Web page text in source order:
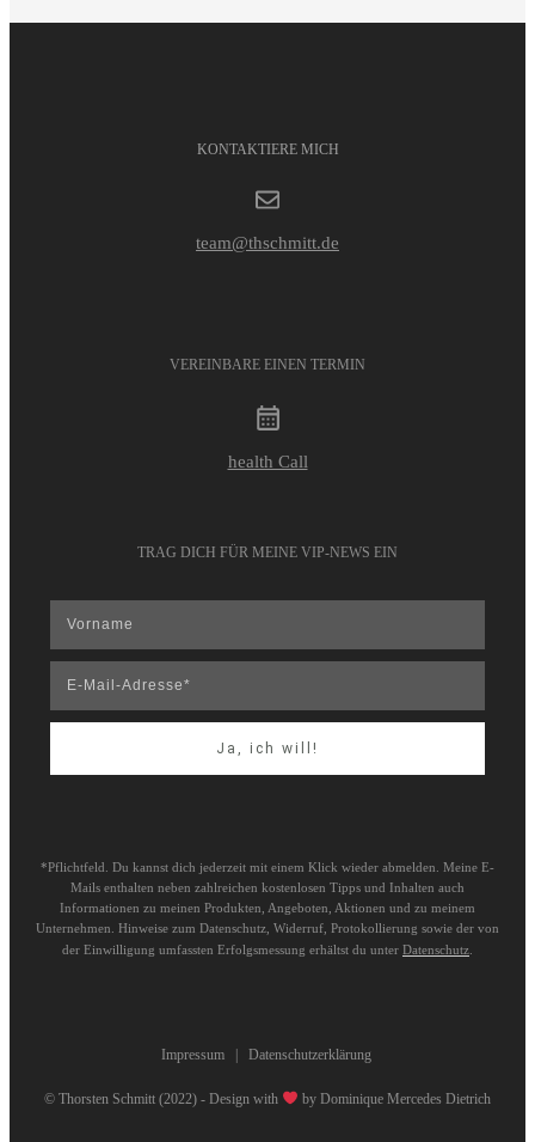
KONTAKTIERE MICH
team@thschmitt.de
VEREINBARE EINEN TERMIN
health Call
TRAG DICH FÜR MEINE VIP-NEWS EIN
Ja, ich will!
*Pflichtfeld. Du kannst dich jederzeit mit einem Klick wieder abmelden. Meine E-
Mails enthalten neben zahlreichen kostenlosen Tipps und Inhalten auch
Informationen zu meinen Produkten, Angeboten, Aktionen und zu meinem
Unternehmen. Hinweise zum Datenschutz, Widerruf, Protokollierung sowie der von
der Einwilligung umfassten Erfolgsmessung erhältst du unter Datenschutz
Impressum| Datenschutzerklärung
© Thorsten Schmitt (2022) - Design with by Dominique Mercedes Dietrich